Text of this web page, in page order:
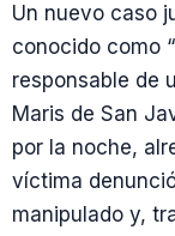
Un nuevo caso
conocido como
responsable de
Maris de San
por la noche,
víctima
manipulado y,